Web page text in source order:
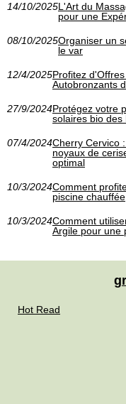
14/10/2025L'Art du
pour une
08/10/2025Organiser un
le var
12/4/2025Profitez
Autobronzants
27/9/2024Protégez votre
solaires bio des
07/4/2024Cherry Cervico
noyaux de
optimal
10/3/2024Comment
piscine chauffée
10/3/2024Comment
Argile pour une
Hot Read